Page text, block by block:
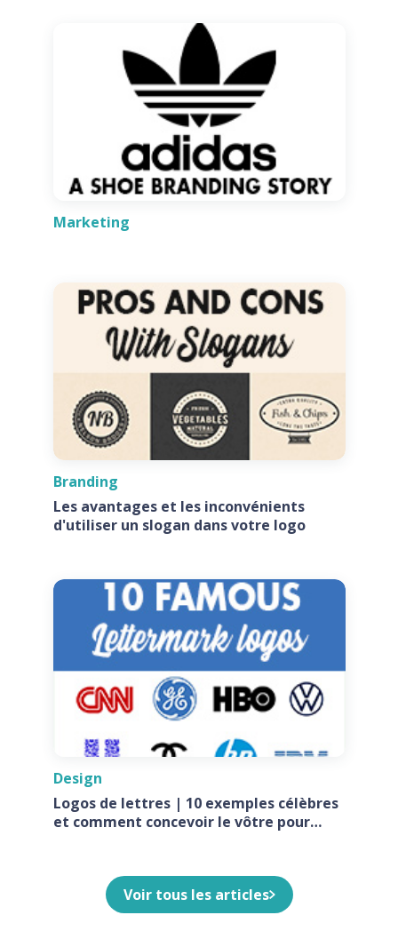
Marketing
Branding
Les avantages et les inconvénients
d'utiliser un slogan dans votre logo
Design
Logos de lettres | 10 exemples célèbres
et comment concevoir le vôtre pour
Voir tous les articles